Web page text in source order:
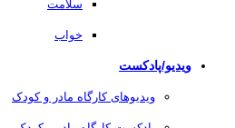
سلامت
خواب
ویدیو/پادکست
ویدیوهای کارگاه مادر و کودک